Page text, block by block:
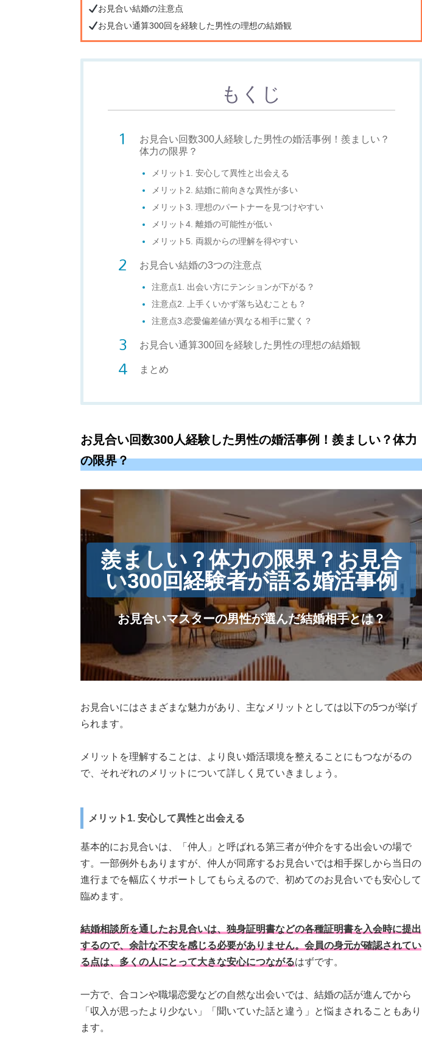
お見合い結婚の注意点
お見合い通算300回を経験した男性の理想の結婚観
もくじ
お見合い回数300人経験した男性の婚活事例！羨ましい？
体力の限界？
メリット1. 安心して異性と出会える
メリット2. 結婚に前向きな異性が多い
メリット3. 理想のパートナーを見つけやすい
メリット4. 離婚の可能性が低い
メリット5. 両親からの理解を得やすい
お見合い結婚の3つの注意点
注意点1. 出会い方にテンションが下がる？
注意点2. 上手くいかず落ち込むことも？
注意点3.恋愛偏差値が異なる相手に驚く？
お見合い通算300回を経験した男性の理想の結婚観
まとめ
お見合い回数300人経験した男性の婚活事例！羨ましい？体力
の限界？
羨ましい？体力の限界？お見合
い300回経験者が語る婚活事例
お見合いマスターの男性が選んだ結婚相手とは？
お見合いにはさまざまな魅力があり、主なメリットとしては以下の5つが挙げ
られます。
メリットを理解することは、より良い婚活環境を整えることにもつながるの
で、それぞれのメリットについて詳しく見ていきましょう。
メリット1. 安心して異性と出会える
基本的にお見合いは、「仲人」と呼ばれる第三者が仲介をする出会いの場で
す。一部例外もありますが、仲人が同席するお見合いでは相手探しから当日の
進行までを幅広くサポートしてもらえるので、初めてのお見合いでも安心して
臨めます。
結婚相談所を通したお見合いは、独身証明書などの各種証明書を入会時に提出
するので、余計な不安を感じる必要がありません。会員の身元が確認されてい
る点は、多くの人にとって大きな安心につながるはずです。
一方で、合コンや職場恋愛などの自然な出会いでは、結婚の話が進んでから
「収入が思ったより少ない」「聞いていた話と違う」と悩まされることもあり
ます。